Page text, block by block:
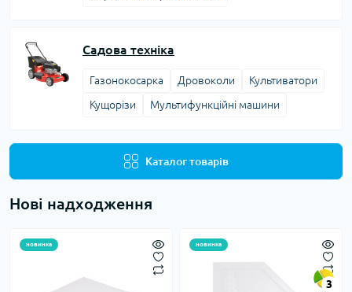
Садова техніка
Газонокосарка Дровоколи
Культиватори
Кущорізи
Мультифункційні машини
Каталог товарів
Нові надходження
новинка новинка
3